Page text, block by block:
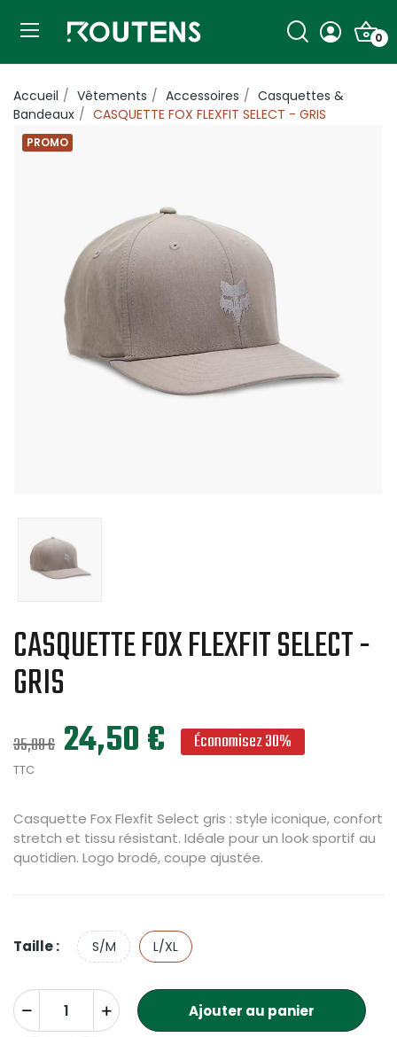
0
Accueil Vêtements Accessoires
Casquettes &
Bandeaux
CASQUETTE FOX FLEXFIT SELECT - GRIS
PROMO
CASQUETTE FOX FLEXFIT SELECT -
GRIS
35,00 € 24,50 € Économisez 30%
TTC
Casquette Fox Flexfit Select gris : style iconique, confort
stretch et tissu résistant. Idéale pour un look sportif au
quotidien. Logo brodé, coupe ajustée.
Taille : S/M L/XL
Ajouter au panier